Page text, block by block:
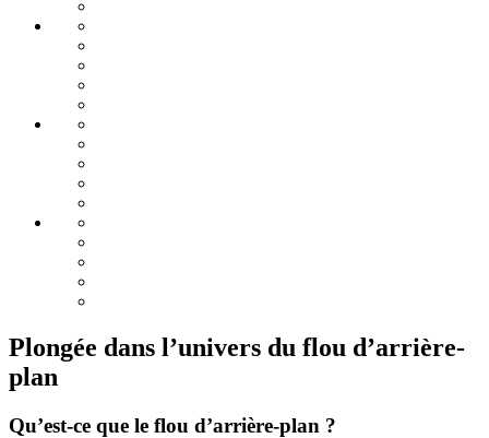
Plongée dans l’univers du flou d’arrière-
plan
Qu’est-ce que le flou d’arrière-plan ?